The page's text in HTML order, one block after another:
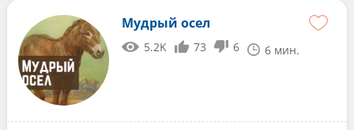
Мудрый осел
5.2K 73 6 6 мин.